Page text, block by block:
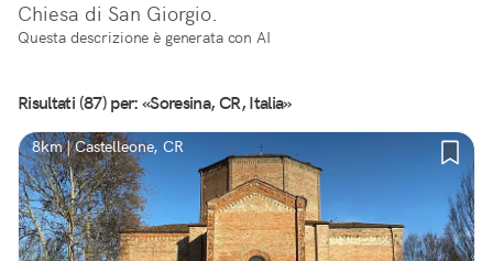
Chiesa di San Giorgio.
Questa descrizione è generata con AI
Risultati (87) per: «Soresina, CR, Italia»
8km | Castelleone, CR